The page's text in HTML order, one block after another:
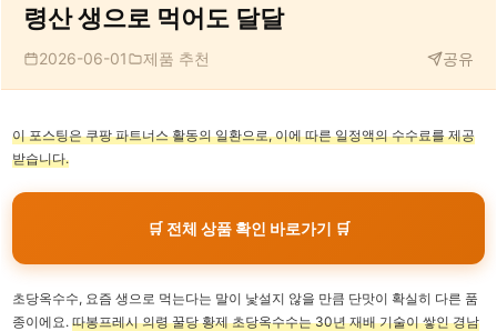
령산 생으로 먹어도 달달
2026-06-01 제품 추천 공유
이 포스팅은 쿠팡 파트너스 활동의 일환으로, 이에 따른 일정액의 수수료를 제공
받습니다.
🛒 전체 상품 확인 바로가기 🛒
초당옥수수, 요즘 생으로 먹는다는 말이 낯설지 않을 만큼 단맛이 확실히 다른 품
종이에요. 따봉프레시 의령 꿀당 황제 초당옥수수는 30년 재배 기술이 쌓인 경남